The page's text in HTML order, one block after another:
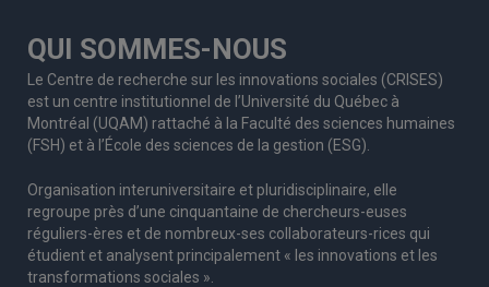
QUI SOMMES-NOUS
Le Centre de recherche sur les innovations sociales (CRISES)
est un centre institutionnel de l’Université du Québec à
Montréal (UQAM) rattaché à la Faculté des sciences humaines
(FSH) et à l’École des sciences de la gestion (ESG).
Organisation interuniversitaire et pluridisciplinaire, elle
regroupe près d’une cinquantaine de chercheurs-euses
réguliers-ères et de nombreux-ses collaborateurs-rices qui
étudient et analysent principalement « les innovations et les
transformations sociales ».